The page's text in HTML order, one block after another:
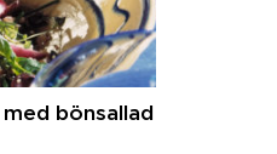
bönsallad